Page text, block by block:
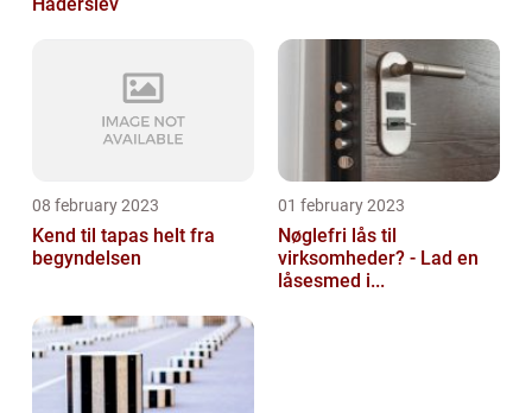
08 february 2023
Kend til tapas helt fra
begyndelsen
01 february 2023
Nøglefri lås til
virksomheder? - Lad en
låsesmed i...